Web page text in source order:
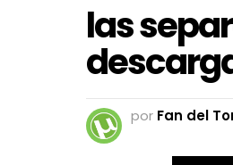
las
por Fan del